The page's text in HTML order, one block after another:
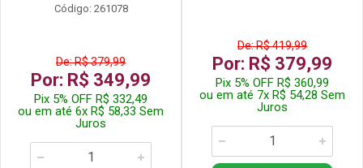
Código: 261078
De: R$ 379,99
Por: R$ 349,99
Pix 5% OFF R$ 332,49
ou em até 6x R$ 58,33 Sem
Juros
De: R$ 419,99
Por: R$ 379,99
Pix 5% OFF R$ 360,99
ou em até 7x R$ 54,28 Sem
Juros